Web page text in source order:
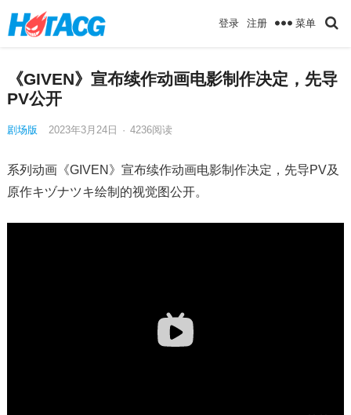
登录 注册 菜单
《GIVEN》宣布续作动画电影制作决定，先导
PV公开
剧场版 2023年3月24日 · 4236阅读
系列动画《GIVEN》宣布续作动画电影制作决定，先导PV及
原作キヅナツキ绘制的视觉图公开。